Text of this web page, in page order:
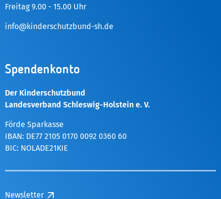
Freitag 9.00 - 15.00 Uhr
info@kinderschutzbund-sh.de
Spendenkonto
Der Kinderschutzbund
Landesverband Schleswig-Holstein e. V.
Förde Sparkasse
IBAN: DE77 2105 0170 0092 0360 60
BIC: NOLADE21KIE
Newsletter